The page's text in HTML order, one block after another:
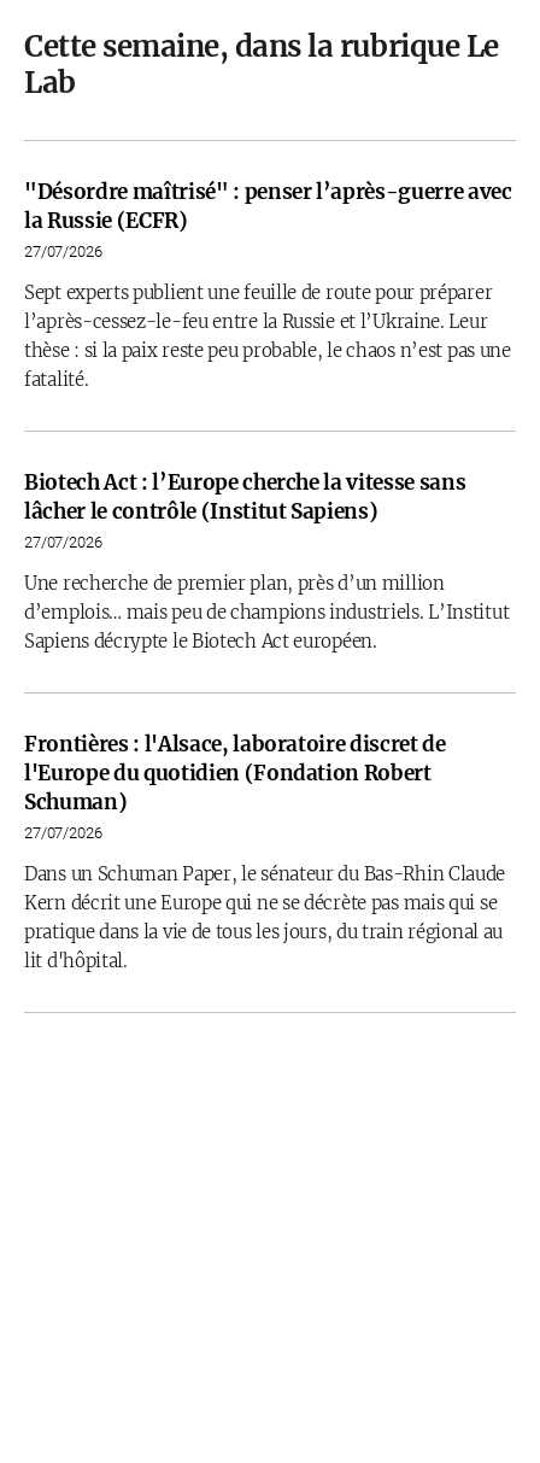
Cette semaine, dans la rubrique Le
Lab
"Désordre maîtrisé" : penser l’après-guerre avec
la Russie (ECFR)
27/07/2026
Sept experts publient une feuille de route pour préparer
l’après-cessez-le-feu entre la Russie et l’Ukraine. Leur
thèse : si la paix reste peu probable, le chaos n’est pas une
fatalité.
Biotech Act : l’Europe cherche la vitesse sans
lâcher le contrôle (Institut Sapiens)
27/07/2026
Une recherche de premier plan, près d’un million
d’emplois… mais peu de champions industriels. L’Institut
Sapiens décrypte le Biotech Act européen.
Frontières : l'Alsace, laboratoire discret de
l'Europe du quotidien (Fondation Robert
Schuman)
27/07/2026
Dans un Schuman Paper, le sénateur du Bas-Rhin Claude
Kern décrit une Europe qui ne se décrète pas mais qui se
pratique dans la vie de tous les jours, du train régional au
lit d'hôpital.